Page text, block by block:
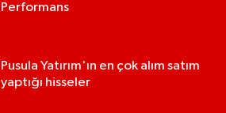
Performans
Pusula Yatırım'ın en çok alım satım
yaptığı hisseler